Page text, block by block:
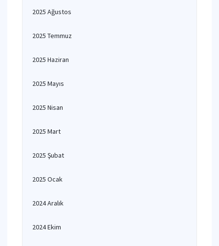
2025 Ağustos
2025 Temmuz
2025 Haziran
2025 Mayıs
2025 Nisan
2025 Mart
2025 Şubat
2025 Ocak
2024 Aralık
2024 Ekim